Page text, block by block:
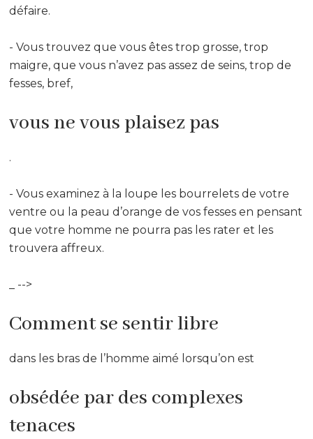
défaire.
- Vous trouvez que vous êtes trop grosse, trop
maigre, que vous n’avez pas assez de seins, trop de
fesses, bref,
vous ne vous plaisez pas
.
- Vous examinez à la loupe les bourrelets de votre
ventre ou la peau d’orange de vos fesses en pensant
que votre homme ne pourra pas les rater et les
trouvera affreux.
_ -->
Comment se sentir libre
dans les bras de l’homme aimé lorsqu’on est
obsédée par des complexes
tenaces